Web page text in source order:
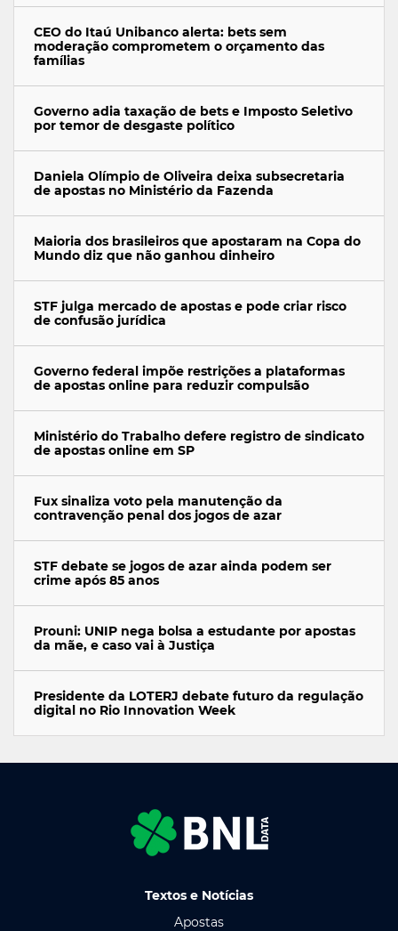
CEO do Itaú Unibanco alerta: bets sem
moderação comprometem o orçamento das
famílias
Governo adia taxação de bets e Imposto Seletivo
por temor de desgaste político
Daniela Olímpio de Oliveira deixa subsecretaria
de apostas no Ministério da Fazenda
Maioria dos brasileiros que apostaram na Copa do
Mundo diz que não ganhou dinheiro
STF julga mercado de apostas e pode criar risco
de confusão jurídica
Governo federal impõe restrições a plataformas
de apostas online para reduzir compulsão
Ministério do Trabalho defere registro de sindicato
de apostas online em SP
Fux sinaliza voto pela manutenção da
contravenção penal dos jogos de azar
STF debate se jogos de azar ainda podem ser
crime após 85 anos
Prouni: UNIP nega bolsa a estudante por apostas
da mãe, e caso vai à Justiça
Presidente da LOTERJ debate futuro da regulação
digital no Rio Innovation Week
Textos e Notícias
Apostas